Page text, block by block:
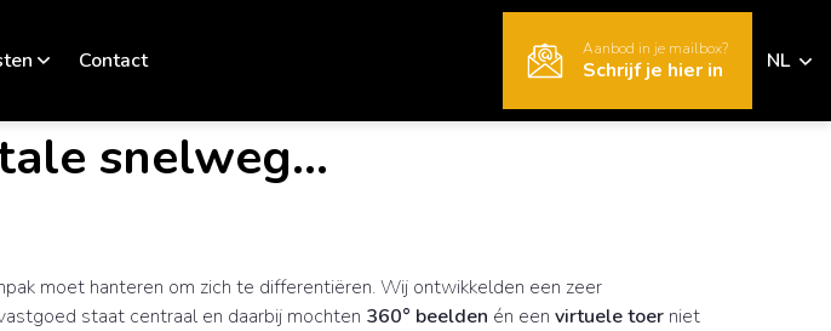
Contact Aanbod in je mailbox?
Schrijf je hier in NL
snelweg...
moet hanteren om zich te differentiëren. Wij ontwikkelden een zeer
staat centraal en daarbij mochten 360° beelden én een virtuele toer niet